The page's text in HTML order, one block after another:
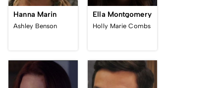
Hanna Marin
Ashley Benson
Ella Montgomery
Holly Marie Combs